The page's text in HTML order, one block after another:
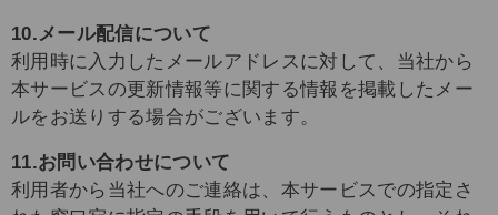
10.メール配信について
利用時に入力したメールアドレスに対して、当社から
本サービスの更新情報等に関する情報を掲載したメー
ルをお送りする場合がございます。
11.お問い合わせについて
利用者から当社へのご連絡は、本サービスでの指定さ